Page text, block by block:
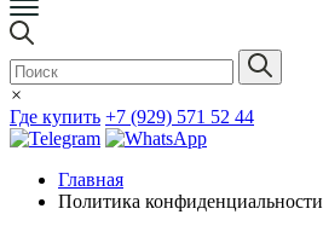
×
Где купить +7 (929) 571 52 44
Главная
Политика конфиденциальности